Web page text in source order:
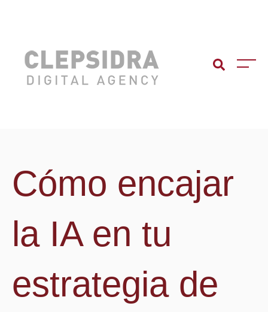
Cómo encajar
la IA en tu
estrategia de